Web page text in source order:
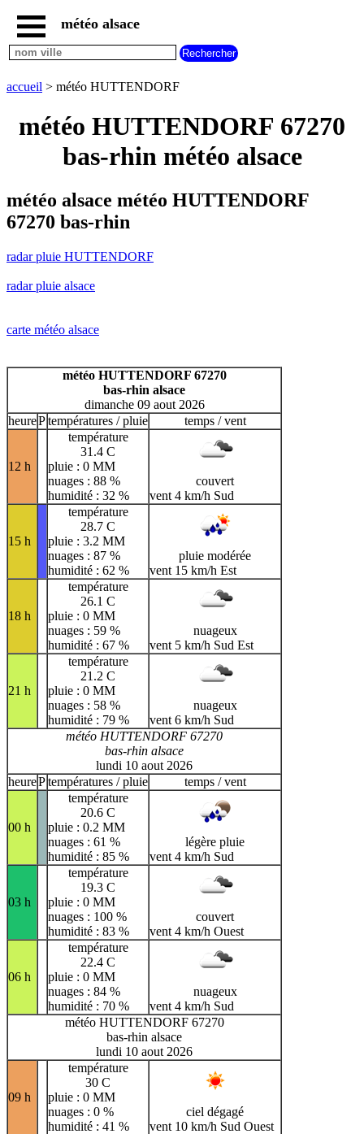
accueil
radar
HUTTENDORF
météo
alsace
carte
météo
météo
H
I J K L M
N
T
U
V
W X Y Z
météo alsace
accueil > météo HUTTENDORF
météo HUTTENDORF 67270
bas-rhin météo alsace
météo alsace météo HUTTENDORF
67270 bas-rhin
radar pluie HUTTENDORF
radar pluie alsace
carte météo alsace
météo HUTTENDORF 67270
bas-rhin alsace
dimanche 09 aout 2026
heurePtempératures / pluie temps / vent
12 h
température
31.4 C
pluie : 0 MM
nuages : 88 %
humidité : 32 %
couvert
vent 4 km/h Sud
15 h
température
28.7 C
pluie : 3.2 MM
nuages : 87 %
humidité : 62 %
pluie modérée
vent 15 km/h Est
18 h
température
26.1 C
pluie : 0 MM
nuages : 59 %
humidité : 67 %
nuageux
vent 5 km/h Sud Est
21 h
température
21.2 C
pluie : 0 MM
nuages : 58 %
humidité : 79 %
nuageux
vent 6 km/h Sud
météo HUTTENDORF 67270
bas-rhin alsace
lundi 10 aout 2026
heurePtempératures / pluie temps / vent
00 h
température
20.6 C
pluie : 0.2 MM
nuages : 61 %
humidité : 85 %
légère pluie
vent 4 km/h Sud
03 h
température
19.3 C
pluie : 0 MM
nuages : 100 %
humidité : 83 %
couvert
vent 4 km/h Ouest
06 h
température
22.4 C
pluie : 0 MM
nuages : 84 %
humidité : 70 %
nuageux
vent 4 km/h Sud
météo HUTTENDORF 67270
bas-rhin alsace
lundi 10 aout 2026
09 h
température
30 C
pluie : 0 MM
nuages : 0 %
humidité : 41 %
ciel dégagé
vent 10 km/h Sud Ouest